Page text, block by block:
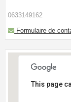
0633149162
Formulaire de
This page